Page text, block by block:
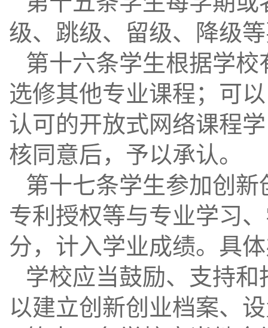
级、跳级、留级、降级
第十六条学生根据学
选修其他专业课程；可
认可的开放式网络课程
核同意后，予以承认。
第十七条学生参加创
专利授权等与专业学习
分，计入学业成绩。具
学校应当鼓励、支持
以建立创新创业档案、